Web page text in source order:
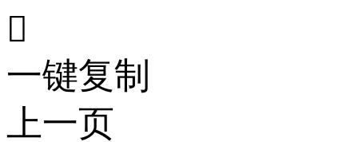

一键复制
上一页